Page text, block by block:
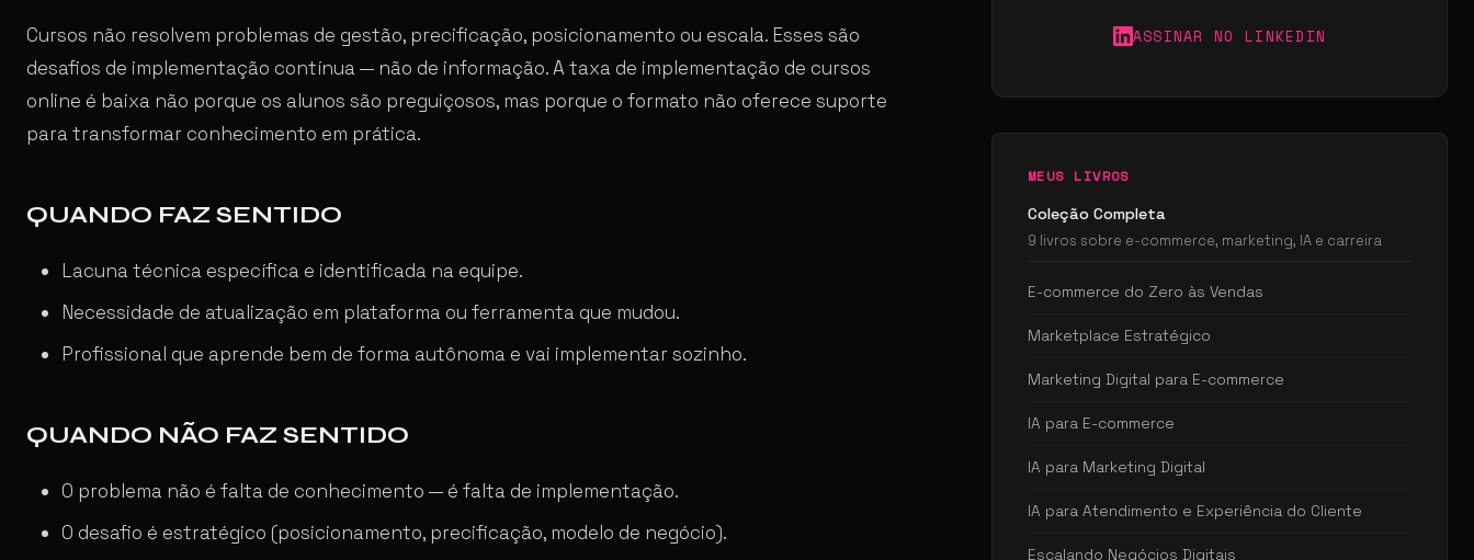
Cursos não resolvem problemas de gestão, precificação, posicionamento ou escala. Esses são
desafios de implementação contínua — não de informação. A taxa de implementação de cursos
online é baixa não porque os alunos são preguiçosos, mas porque o formato não oferece suporte
para transformar conhecimento em prática.
QUANDO FAZ SENTIDO
Lacuna técnica específica e identificada na equipe.
Necessidade de atualização em plataforma ou ferramenta que mudou.
Profissional que aprende bem de forma autônoma e vai implementar sozinho.
QUANDO NÃO FAZ SENTIDO
O problema não é falta de conhecimento — é falta de implementação.
O desafio é estratégico (posicionamento, precificação, modelo de negócio).
ASSINAR NO LINKEDIN
MEUS LIVROS
Coleção Completa
9 livros sobre e-commerce, marketing, IA e carreira
E-commerce do Zero às Vendas
Marketplace Estratégico
Marketing Digital para E-commerce
IA para E-commerce
IA para Marketing Digital
IA para Atendimento e Experiência do Cliente
Escalando Negócios Digitais